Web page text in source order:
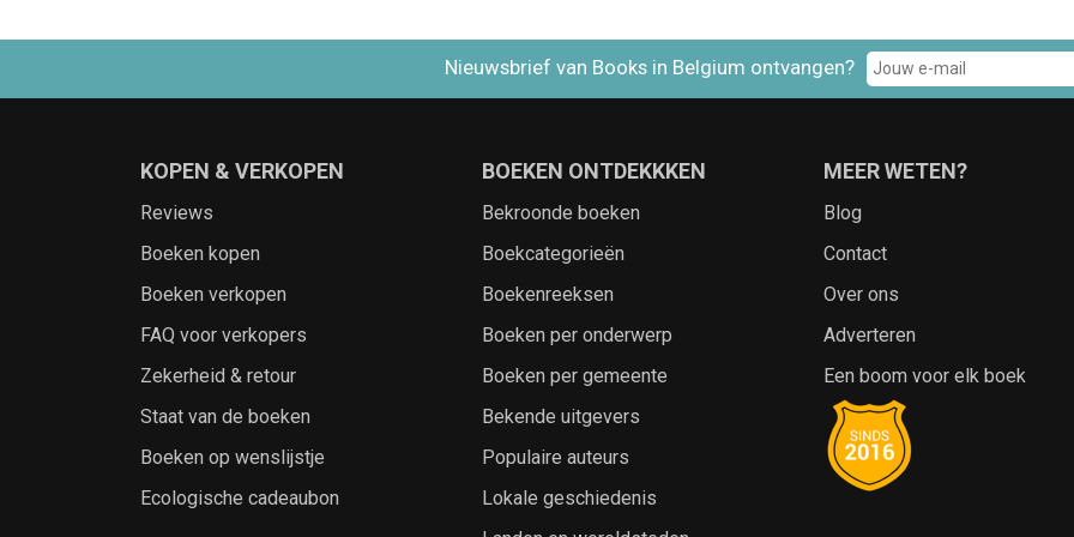
Nieuwsbrief van Books in Belgium ontvangen?
KOPEN & VERKOPEN
Reviews
Boeken kopen
Boeken verkopen
FAQ voor verkopers
Zekerheid & retour
Staat van de boeken
Boeken op wenslijstje
Ecologische cadeaubon
BOEKEN ONTDEKKKEN
Bekroonde boeken
Boekcategorieën
Boekenreeksen
Boeken per onderwerp
Boeken per gemeente
Bekende uitgevers
Populaire auteurs
Lokale geschiedenis
MEER WETEN?
Blog
Contact
Over ons
Adverteren
Een boom voor elk boek